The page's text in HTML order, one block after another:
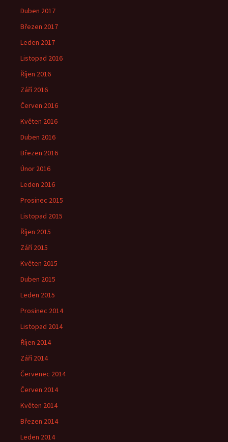
Duben 2017
Březen 2017
Leden 2017
Listopad 2016
Říjen 2016
Září 2016
Červen 2016
Květen 2016
Duben 2016
Březen 2016
Únor 2016
Leden 2016
Prosinec 2015
Listopad 2015
Říjen 2015
Září 2015
Květen 2015
Duben 2015
Leden 2015
Prosinec 2014
Listopad 2014
Říjen 2014
Září 2014
Červenec 2014
Červen 2014
Květen 2014
Březen 2014
Leden 2014